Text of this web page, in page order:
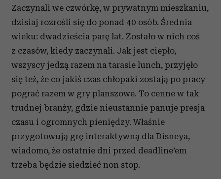
Zaczynali we czwórkę, w prywatnym mieszkaniu,
dzisiaj rozrośli się do ponad 40 osób. Średnia
wieku: dwadzieścia parę lat. Zostało w nich coś
z czasów, kiedy zaczynali. Jak jest ciepło,
wszyscy jedzą razem na tarasie lunch, przyjęło
się też, że co jakiś czas chłopaki zostają po pracy
pograć razem w gry planszowe. To cenne w tak
trudnej branży, gdzie nieustannie panuje presja
czasu i ogromnych pieniędzy. Właśnie
przygotowują grę interaktywną dla Disneya,
wiadomo, że ostatnie dni przed deadline’em
trzeba będzie siedzieć non stop.